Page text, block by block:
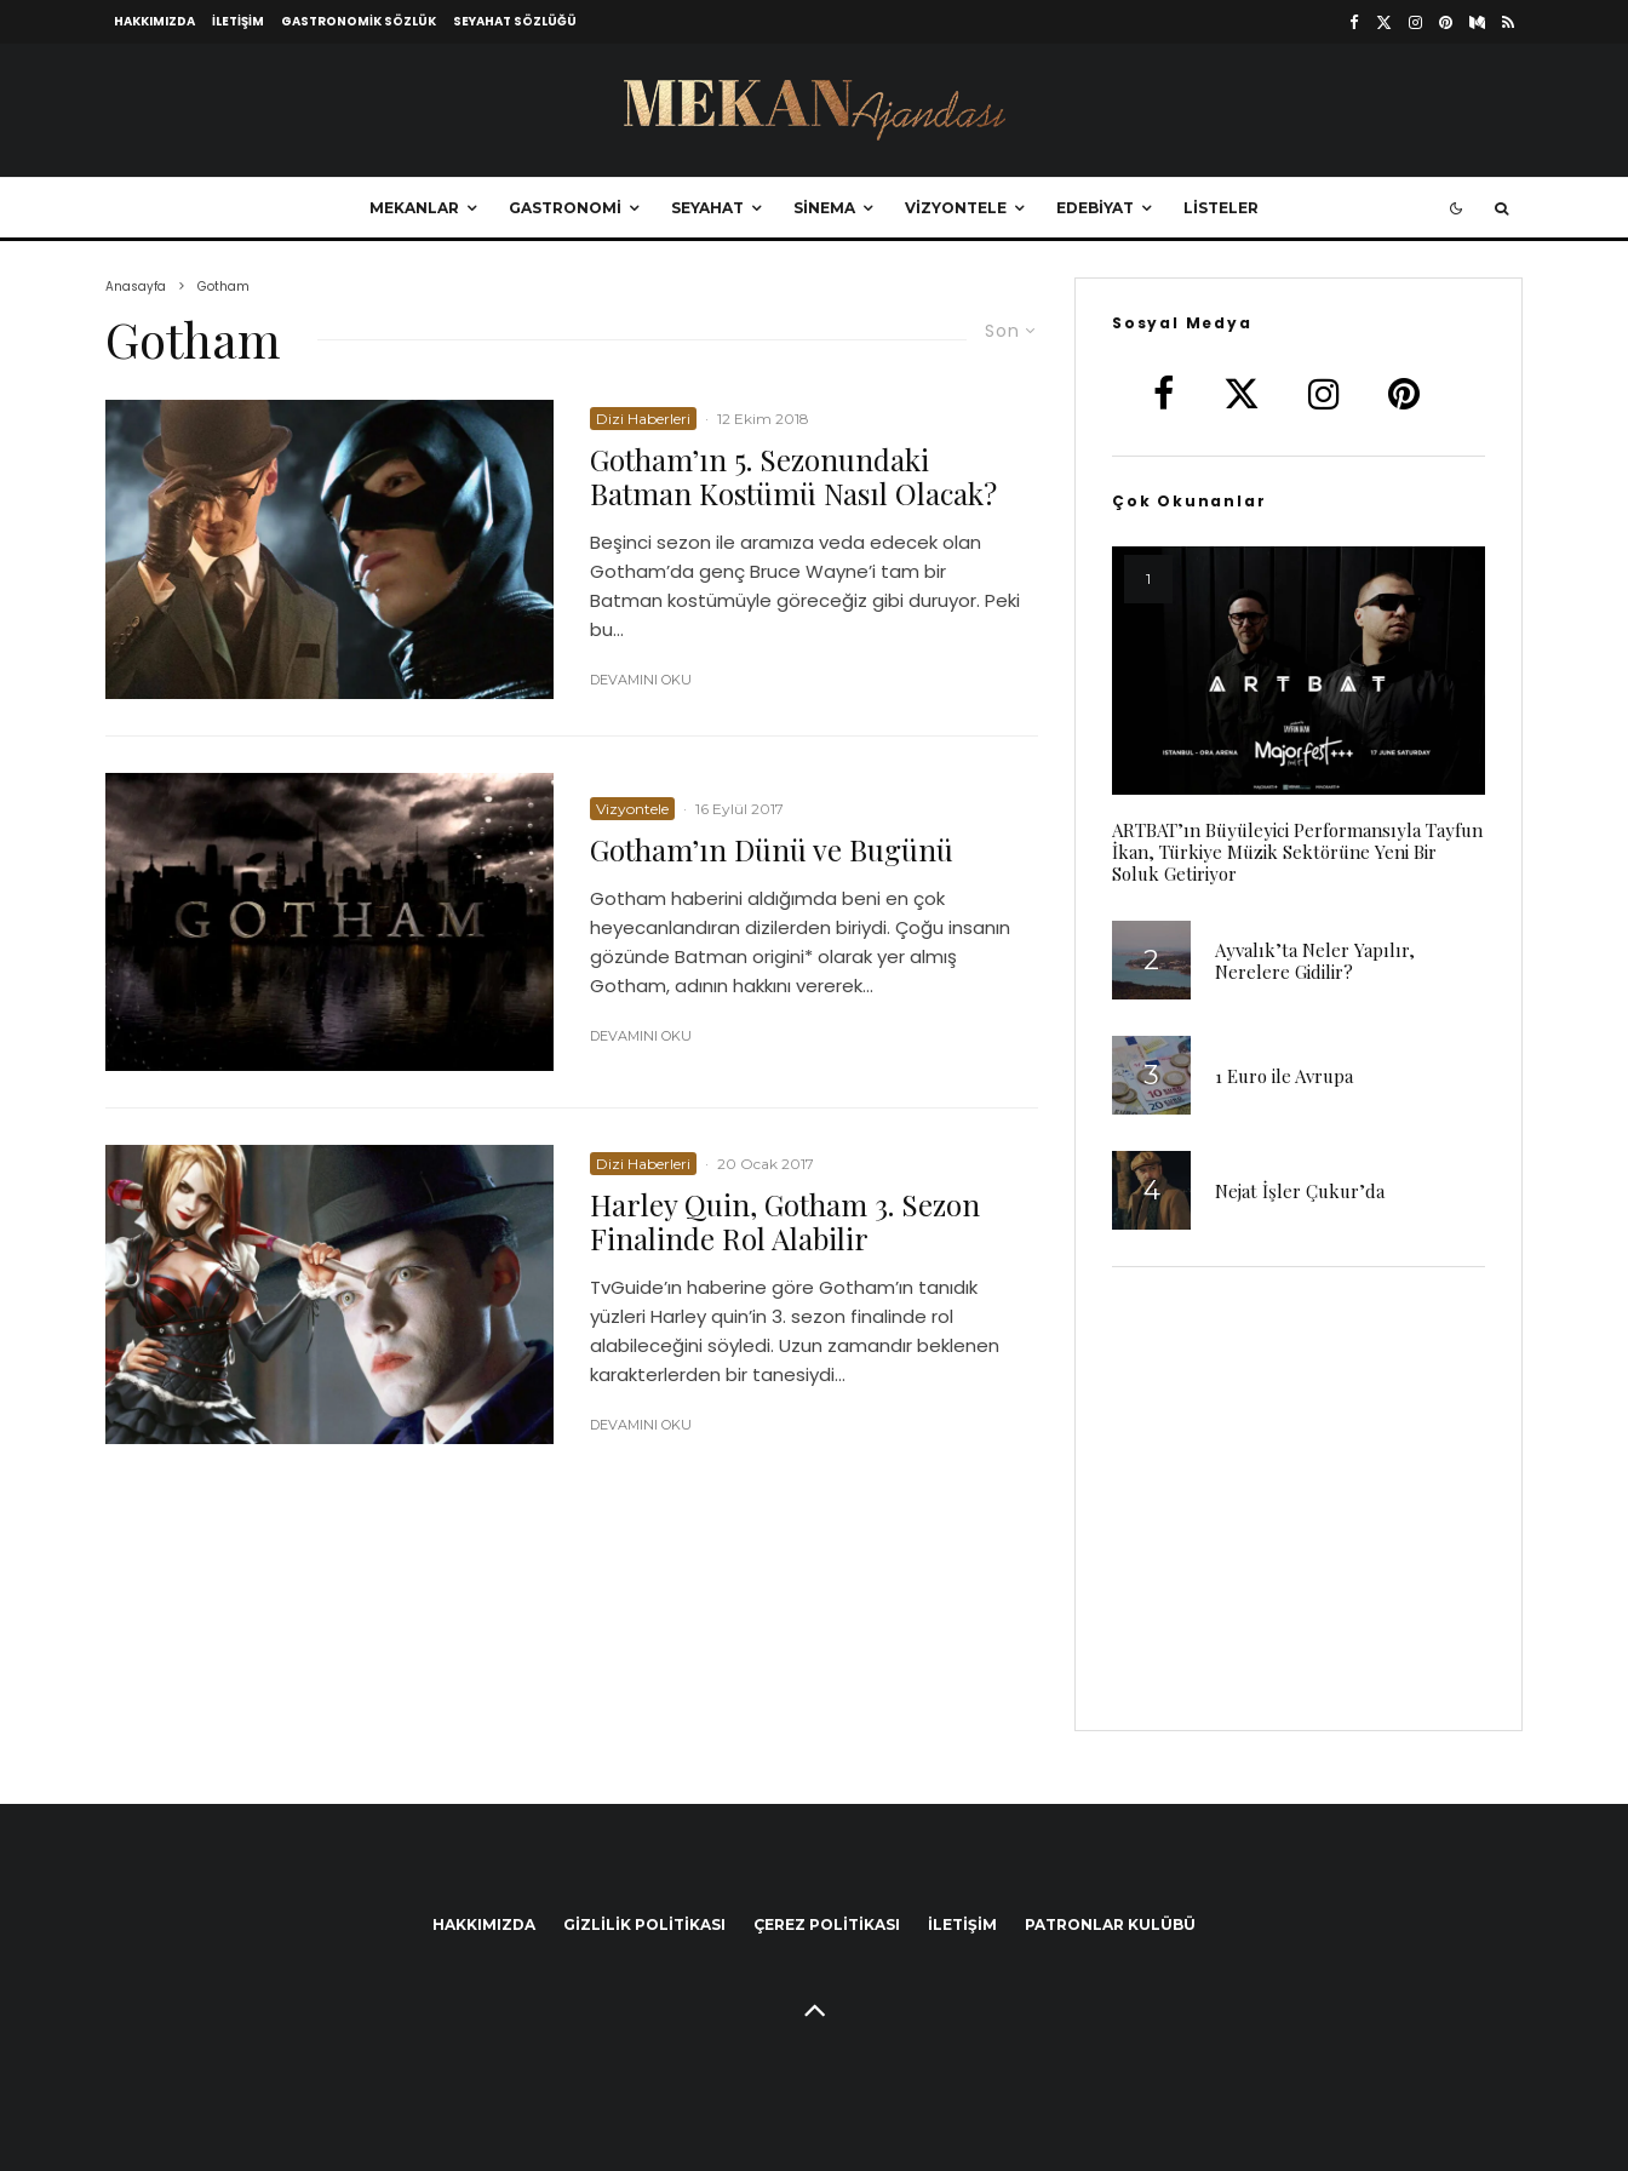
HAKKIMIZDA İLETIŞIM GASTRONOMIK SÖZLÜK SEYAHAT SÖZLÜĞÜ
MEKANLAR GASTRONOMI SEYAHAT SINEMA VIZYONTELE EDEBIYAT LISTELER
Anasayfa Gotham
Son
Gotham
Dizi Haberleri · 12 Ekim 2018
Gotham’ın 5. Sezonundaki
Batman Kostümü Nasıl Olacak?
Beşinci sezon ile aramıza veda edecek olan
Gotham’da genç Bruce Wayne’i tam bir
Batman kostümüyle göreceğiz gibi duruyor. Peki
bu...
DEVAMINI OKU
Vizyontele · 16 Eylül 2017
Gotham’ın Dünü ve Bugünü
Gotham haberini aldığımda beni en çok
heyecanlandıran dizilerden biriydi. Çoğu insanın
gözünde Batman origini* olarak yer almış
Gotham, adının hakkını vererek...
DEVAMINI OKU
Dizi Haberleri · 20 Ocak 2017
Harley Quin, Gotham 3. Sezon
Finalinde Rol Alabilir
TvGuide’ın haberine göre Gotham’ın tanıdık
yüzleri Harley quin’in 3. sezon finalinde rol
alabileceğini söyledi. Uzun zamandır beklenen
karakterlerden bir tanesiydi...
DEVAMINI OKU
Sosyal Medya
Çok Okunanlar
ARTBAT’ın Büyüleyici Performansıyla Tayfun
İkan, Türkiye Müzik Sektörüne Yeni Bir
Soluk Getiriyor
Ayvalık’ta Neler Yapılır,
Nerelere Gidilir?
1 Euro ile Avrupa
Nejat İşler Çukur’da
HAKKIMIZDA GIZLILIK POLITIKASI ÇEREZ POLITIKASI İLETIŞIM PATRONLAR KULÜBÜ